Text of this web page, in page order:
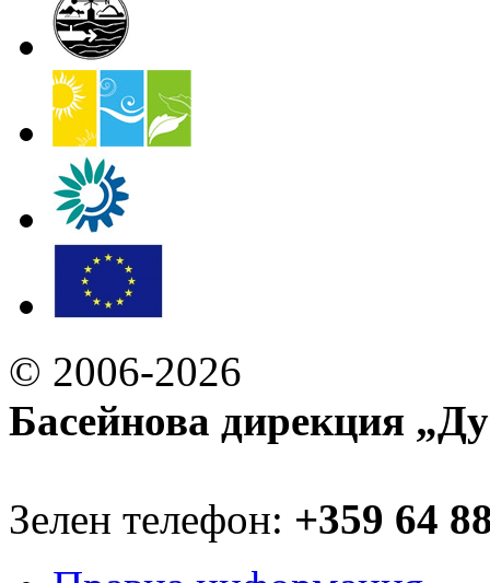
© 2006-2026
Басейнова дирекция
Зелен телефон: +359 64